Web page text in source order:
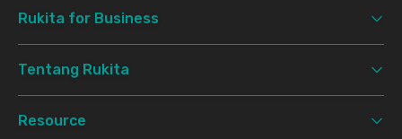
Rukita for Business
Tentang Rukita
Resource